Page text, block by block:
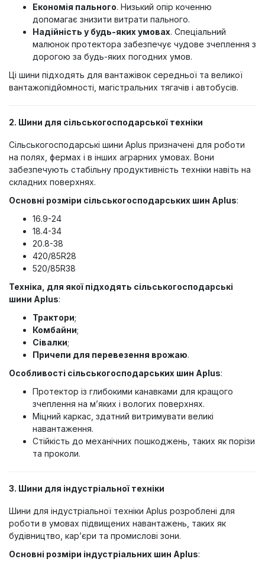
Економія пального. Низький опір коченню
допомагає знизити витрати пального.
Надійність у будь-яких умовах. Спеціальний
малюнок протектора забезпечує чудове зчеплення з
дорогою за будь-яких погодних умов.
Ці шини підходять для вантажівок середньої та великої
вантажопідйомності, магістральних тягачів і автобусів.
2. Шини для сільськогосподарської техніки
Сільськогосподарські шини Aplus призначені для роботи
на полях, фермах і в інших аграрних умовах. Вони
забезпечують стабільну продуктивність техніки навіть на
складних поверхнях.
Основні розміри сільськогосподарських шин Aplus:
16.9-24
18.4-34
20.8-38
420/85R28
520/85R38
Техніка, для якої підходять сільськогосподарські
шини Aplus:
Трактори;
Комбайни;
Сівалки;
Причепи для перевезення врожаю.
Особливості сільськогосподарських шин Aplus:
Протектор із глибокими канавками для кращого
зчеплення на м’яких і вологих поверхнях.
Міцний каркас, здатний витримувати великі
навантаження.
Стійкість до механічних пошкоджень, таких як порізи
та проколи.
3. Шини для індустріальної техніки
Шини для індустріальної техніки Aplus розроблені для
роботи в умовах підвищених навантажень, таких як
будівництво, кар’єри та промислові зони.
Основні розміри індустріальних шин Aplus: